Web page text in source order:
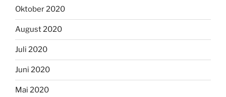
Oktober 2020
August 2020
Juli 2020
Juni 2020
Mai 2020